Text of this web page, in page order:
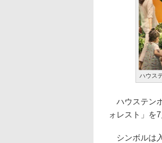
ハウス
ハウステン
ォレスト」を
シンボルは